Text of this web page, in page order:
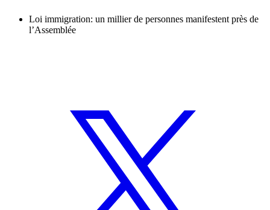
Loi immigration: un millier de personnes manifestent près de
l’Assemblée